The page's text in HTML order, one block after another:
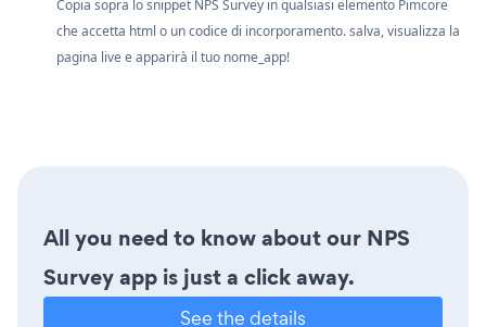
Copia sopra lo snippet NPS Survey in qualsiasi elemento Pimcore
che accetta html o un codice di incorporamento. salva, visualizza la
pagina live e apparirà il tuo nome_app!
All you need to know about our NPS
Survey app is just a click away.
See the details